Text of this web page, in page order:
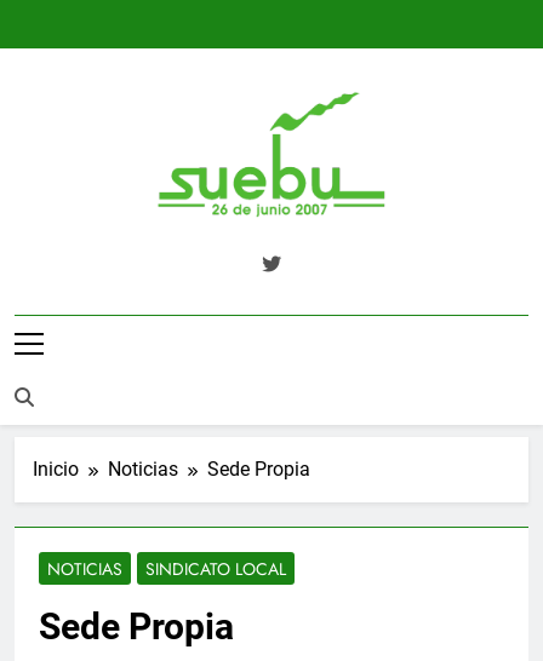
SUEBU
Sindicato Único Trabajadores UPM
Inicio Noticias Sede Propia
NOTICIAS SINDICATO LOCAL
Sede Propia